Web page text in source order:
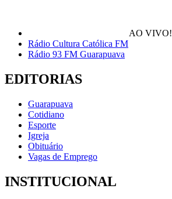
AO VIVO!
Rádio Cultura Católica FM
Rádio 93 FM Guarapuava
EDITORIAS
Guarapuava
Cotidiano
Esporte
Igreja
Obituário
Vagas de Emprego
INSTITUCIONAL